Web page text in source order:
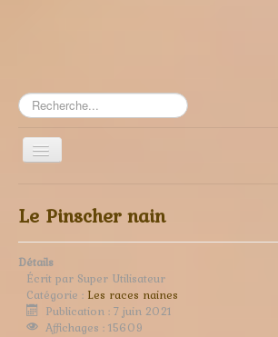
Rechercher
Toggle
Navigation
Le Pinscher nain
Détails
Écrit par Super Utilisateur
Catégorie : Les races naines
Publication : 7 juin 2021
Affichages : 15609